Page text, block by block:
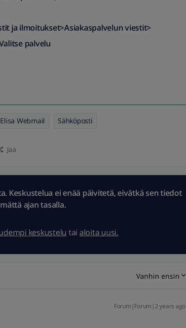
ja ilmoitukset>Asiakaspalvelun viestit>
palvelu
Elisa Webmail Sähköposti
Jaa
Keskustelua ei enää päivitetä, eivätkä sen tiedot
ajan tasalla.
keskustelu tai aloita uusi.
Vanhin ensin
Forum|Forum|2 years ago